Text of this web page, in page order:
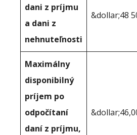
dani z príjmu
a dani z
nehnuteľnosti
&dollar;48
Maximálny
disponibilný
príjem po
odpočítaní
daní z príjmu,